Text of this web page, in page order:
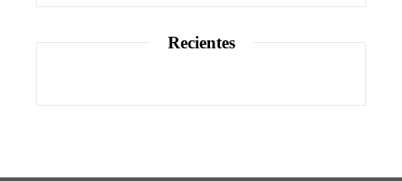
Recientes